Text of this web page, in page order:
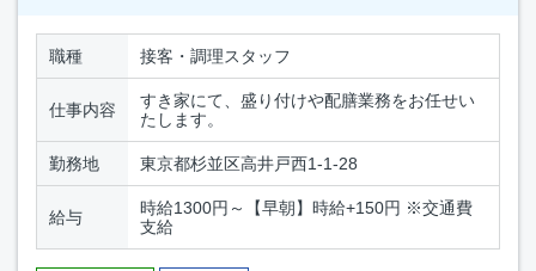
職種 接客・調理スタッフ
仕事内容
すき家にて、盛り付けや配膳業務をお任せい
たします。
勤務地 東京都杉並区高井戸西1-1-28
給与
時給1300円～【早朝】時給+150円 ※交通費
支給